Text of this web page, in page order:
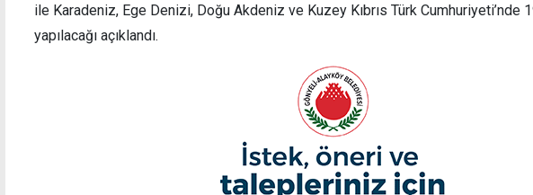
ile Karadeniz, Ege Denizi, Doğu Akdeniz ve Kuzey Kıbrıs Türk Cumhuriyeti’nde
yapılacağı açıklandı.